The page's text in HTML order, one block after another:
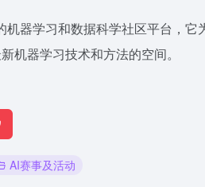
机器学习和数据科学社区平台，
机器学习技术和方法的空间。
AI赛事及活动